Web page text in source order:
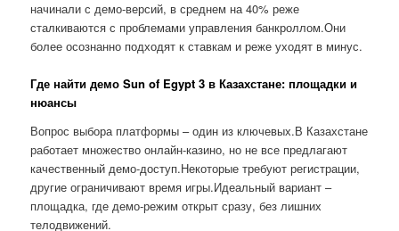
начинали с демо-версий, в среднем на 40% реже
сталкиваются с проблемами управления банкроллом.Они
более осознанно подходят к ставкам и реже уходят в минус.
Где найти демо Sun of Egypt 3 в Казахстане: площадки и
нюансы
Вопрос выбора платформы – один из ключевых.В Казахстане
работает множество онлайн-казино, но не все предлагают
качественный демо-доступ.Некоторые требуют регистрации,
другие ограничивают время игры.Идеальный вариант –
площадка, где демо-режим открыт сразу, без лишних
телодвижений.